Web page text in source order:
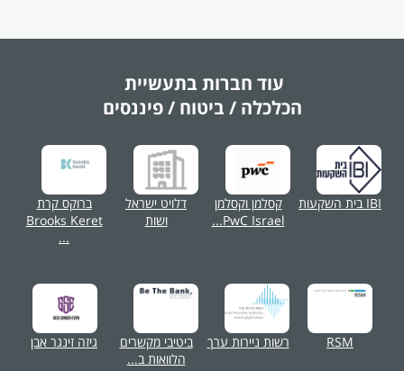
עוד חברות בתעשיית
הכלכלה / ביטוח / פיננסים
IBI בית השקעות
קסלמן וקסלמן
PwC Israel...
דלויט ישראל
ושות
ברוקס קרת
Brooks Keret
...
RSM רשות ניירות ערך
ביטיבי מקשרים
הלוואות ב...
גיזה זינגר אבן